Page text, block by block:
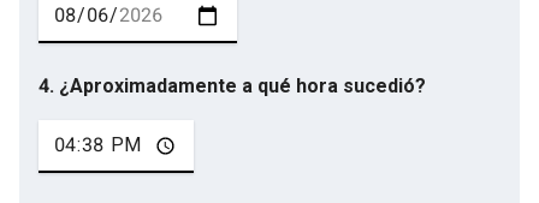
4. ¿Aproximadamente a qué hora sucedió?